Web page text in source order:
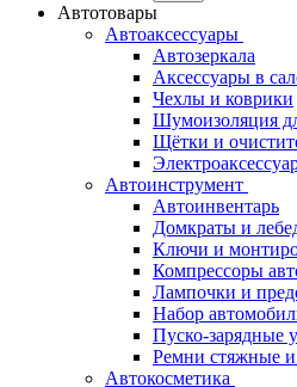
Автотовары
Автоаксессуары
Автозеркала
Аксессуары в
Чехлы и коврики
Шумоизоляция
Щётки и
Автоинструмент
Автоинвентарь
Домкраты и
Ключи и
Компрессоры
Лампочки и
Набор
Пуско-зарядные
Ремни стяжные
Автокосметика